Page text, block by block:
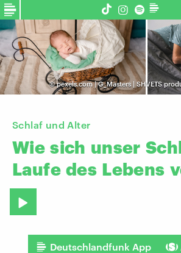
©pexels.com | G_Masters | SHVETS
Schlaf und Alter
Wie sich unser
Laufe des Lebens
Deutschlandfunk App